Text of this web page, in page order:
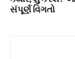
સંપૂર્ણ વિગતો